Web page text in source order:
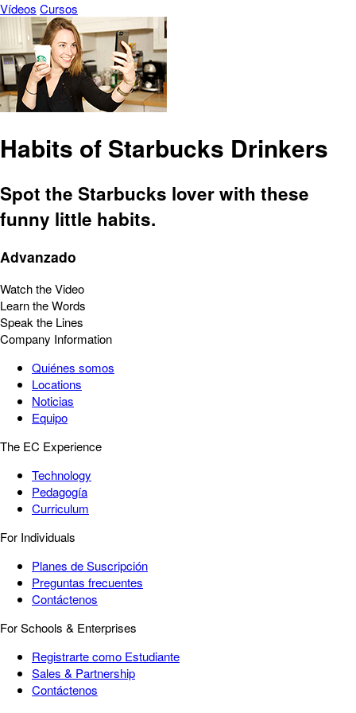
Vídeos Cursos
Habits of Starbucks Drinkers
Spot the Starbucks lover with these
funny little habits.
Advanzado
Watch the Video
Learn the Words
Speak the Lines
Company Information
Quiénes somos
Locations
Noticias
Equipo
The EC Experience
Technology
Pedagogía
Curriculum
For Individuals
Planes de Suscripción
Preguntas frecuentes
Contáctenos
For Schools & Enterprises
Registrarte como Estudiante
Sales & Partnership
Contáctenos